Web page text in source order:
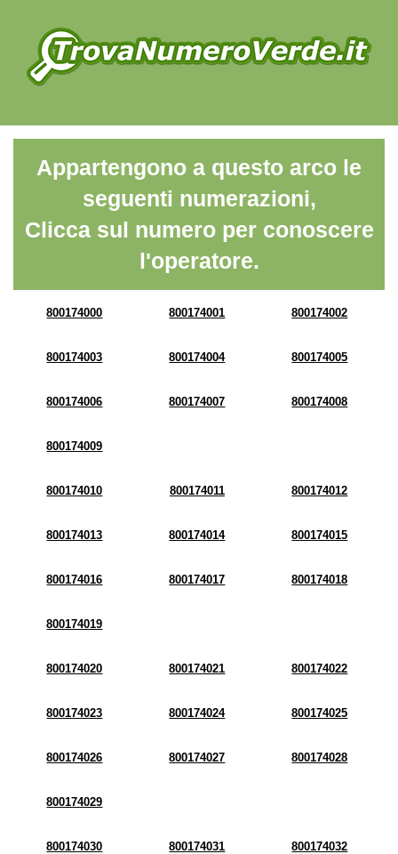
Appartengono a questo arco le
seguenti numerazioni,
Clicca sul numero per conoscere
l'operatore.
800174000 800174001 800174002
800174003 800174004 800174005
800174006 800174007 800174008
800174009
800174010 800174011 800174012
800174013 800174014 800174015
800174016 800174017 800174018
800174019
800174020 800174021 800174022
800174023 800174024 800174025
800174026 800174027 800174028
800174029
800174030 800174031 800174032